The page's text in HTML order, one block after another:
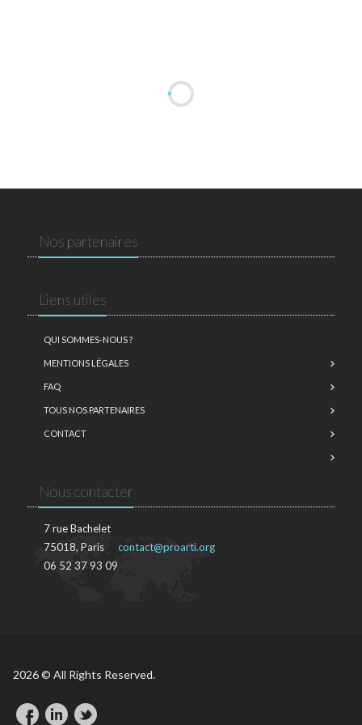
Nos partenaires
Liens utiles
QUI SOMMES-NOUS ?
MENTIONS LÉGALES
FAQ
TOUS NOS PARTENAIRES
CONTACT
Nous contacter
7 rue Bachelet
75018, Paris
06 52 37 93 09
contact@proarti.org
2026 © All Rights Reserved.